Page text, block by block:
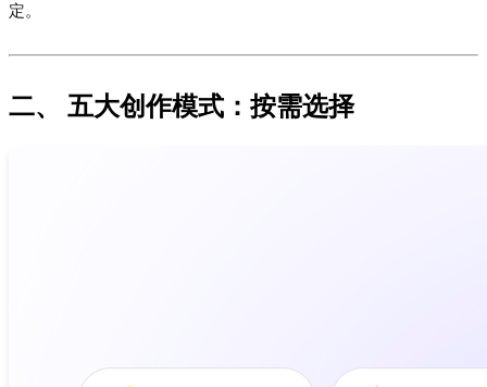
定。
二、 五大创作模式：按需选择